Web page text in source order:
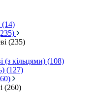
(14)
(235)
(з кільцями) (108)
(127)
(260)